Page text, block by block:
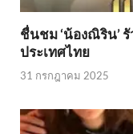
ชื่นชม ‘น้องณิริน’
ประเทศไทย
31 กรกฎาคม 2025